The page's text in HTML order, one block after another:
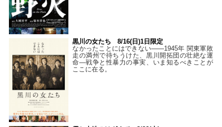
黒川の女たち 8/16(日)1日限定
なかったことにはできない——1945年 関東軍敗
走の満州で待ちうけた、黒川開拓団の壮絶な運
命―戦争と性暴力の事実、いま知るべきことが
ここに在る。